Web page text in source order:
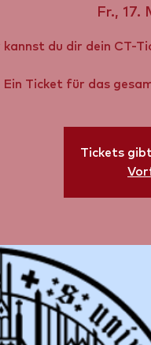
Fr., 17.
kannst du dir dein CT-
Ein Ticket für das
Tickets